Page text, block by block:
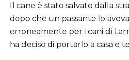
Il cane è stato salvato dalla
dopo che un passante lo
erroneamente per i cani di
ha deciso di portarlo a casa e